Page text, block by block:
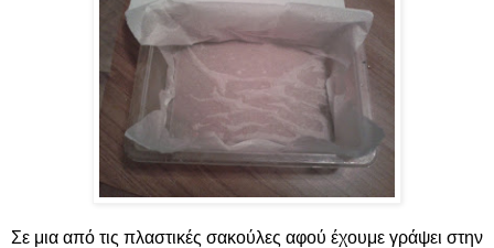
Σε μια από τις πλαστικές σακούλες αφού έχουμε γράψει στην